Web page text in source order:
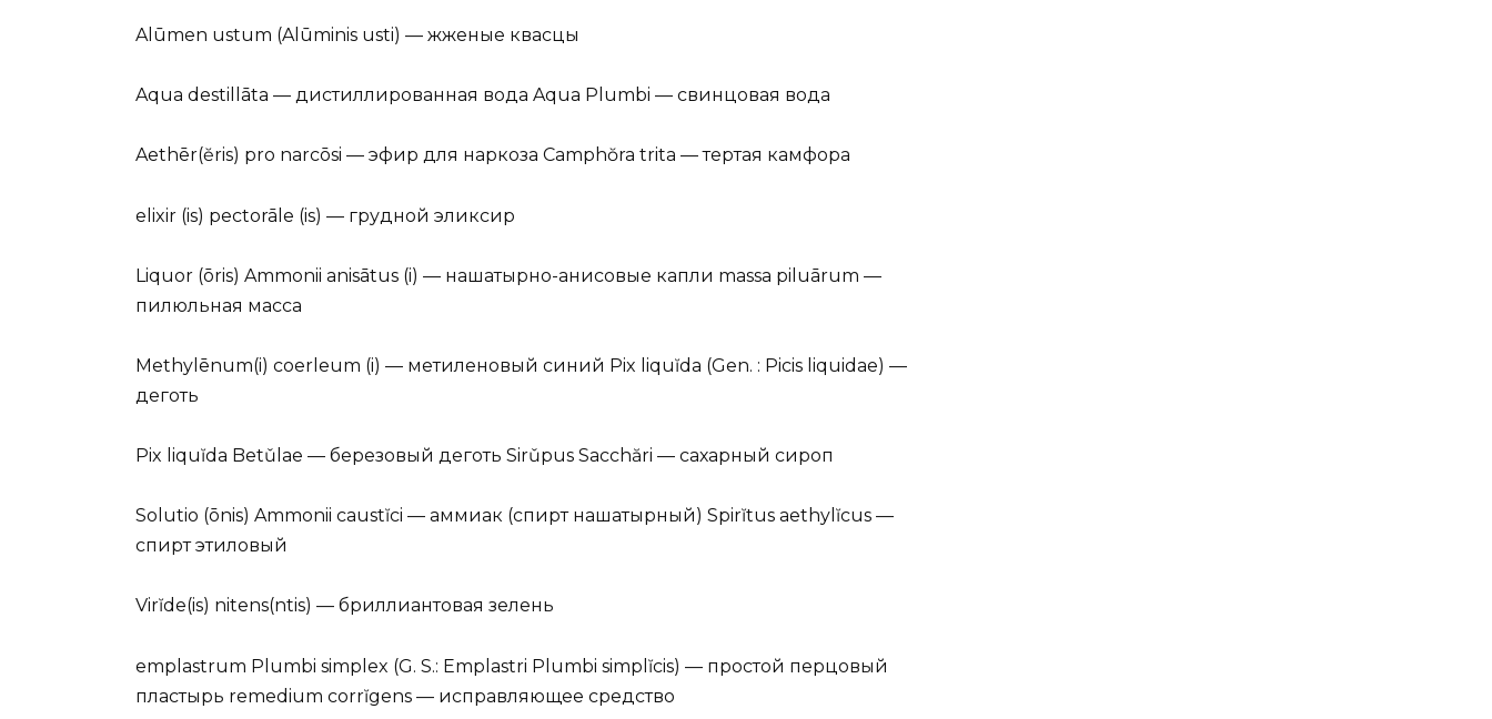
Alūmen ustum (Alūminis usti) — жженые квасцы
Aqua destillāta — дистиллированная вода Aqua Plumbi — свинцовая вода
Aethēr(ĕris) pro narcōsi — эфир для наркоза Camphŏra trita — тертая камфора
elixir (is) pectorāle (is) — грудной эликсир
Liquor (ōris) Ammonii anisātus (i) — нашатырно-анисовые капли massa piluārum —
пилюльная масса
Methylēnum(i) coerleum (i) — метиленовый синий Pix liquĭda (Gen. : Picis liquidae) —
деготь
Pix liquĭda Betǔlae — березовый деготь Sirǔpus Sacchări — сахарный сироп
Solutio (ōnis) Ammonii caustĭci — аммиак (спирт нашатырный) Spirĭtus aethylĭcus —
спирт этиловый
Virĭde(is) nitens(ntis) — бриллиантовая зелень
emplastrum Plumbi simplex (G. S.: Emplastri Plumbi simplĭcis) — простой перцовый
пластырь remedium corrĭgens — исправляющее средство